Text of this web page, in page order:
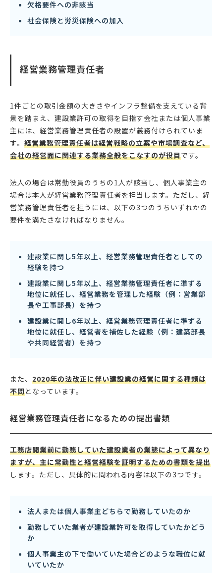
欠格要件への非該当
社会保険と労災保険への加入
経営業務管理責任者
1件ごとの取引金額の大きさやインフラ整備を支えている背
景を踏まえ、建設業許可の取得を目指す会社または個人事業
主には、経営業務管理責任者の設置が義務付けられていま
す。 経営業務管理責任者は経営戦略の立案や市場調査など、
会社の経営面に関連する業務全般をこなすのが役目です。
法人の場合は常勤役員のうちの1人が該当し、個人事業主の
場合は本人が経営業務管理責任者を担当します。ただし、経
営業務管理責任者を担うには、以下の3つのうちいずれかの
要件を満たさなければなりません。
建設業に関し5年以上、経営業務管理責任者としての
経験を持つ
建設業に関し5年以上、経営業務管理責任者に準ずる
地位に就任し、経営業務を管理した経験（例：営業部
長や工事部長）を持つ
建設業に関し6年以上、経営業務管理責任者に準ずる
地位に就任し、経営者を補佐した経験（例：建築部長
や共同経営者）を持つ
また、 2020年の法改正に伴い建設業の経営に関する種類は
不問となっています。
経営業務管理責任者になるための提出書類
工務店開業前に勤務していた建設業者の業態によって異なり
ますが、主に常勤性と経営経験を証明するための書類を提出
します。ただし、具体的に問われる内容は以下の3つです。
法人または個人事業主どちらで勤務していたのか
勤務していた業者が建設業許可を取得していたかどう
か
個人事業主の下で働いていた場合どのような職位に就
いていたか